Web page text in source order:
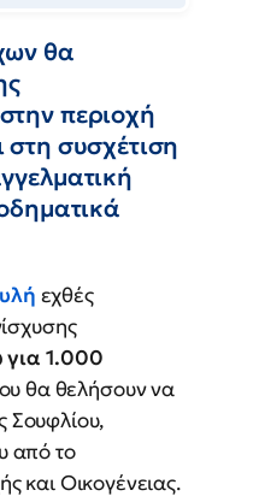
θα
περιοχή
στη συσχέτιση
εχθές
1.000
θα θελήσουν να
Σουφλίου,
από το
και Οικογένειας.